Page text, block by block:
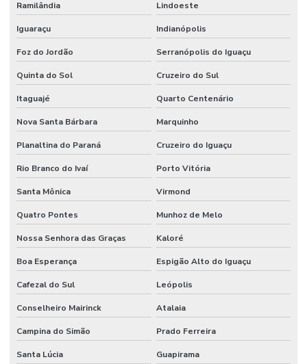
Ramilândia Lindoeste
Iguaraçu Indianópolis
Foz do Jordão Serranópolis do Iguaçu
Quinta do Sol Cruzeiro do Sul
Itaguajé Quarto Centenário
Nova Santa Bárbara Marquinho
Planaltina do Paraná Cruzeiro do Iguaçu
Rio Branco do Ivaí Porto Vitória
Santa Mônica Virmond
Quatro Pontes Munhoz de Melo
Nossa Senhora das Graças Kaloré
Boa Esperança Espigão Alto do Iguaçu
Cafezal do Sul Leópolis
Conselheiro Mairinck Atalaia
Campina do Simão Prado Ferreira
Santa Lúcia Guapirama